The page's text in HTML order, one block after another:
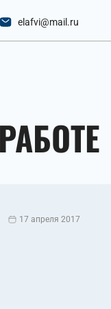
elafvi@mail.ru
17 апреля 2017